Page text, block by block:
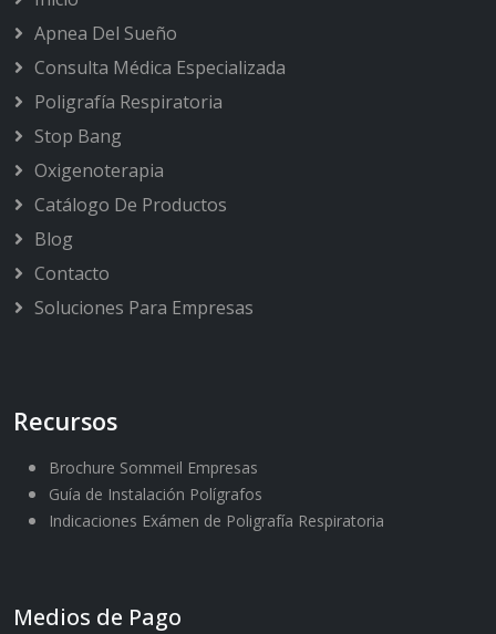
Apnea Del Sueño
Consulta Médica Especializada
Poligrafía Respiratoria
Stop Bang
Oxigenoterapia
Catálogo De Productos
Blog
Contacto
Soluciones Para Empresas
Recursos
Brochure Sommeil Empresas
Guía de Instalación Polígrafos
Indicaciones Exámen de Poligrafía Respiratoria
Medios de Pago